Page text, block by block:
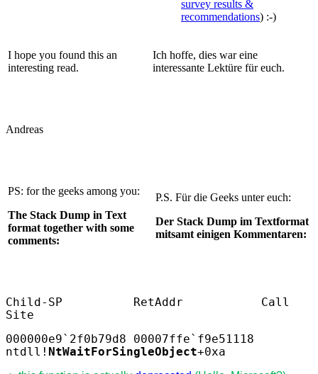
survey results &
recommendations) :-)
I hope you found this an
interesting read.
Ich hoffe, dies war eine
interessante Lektüre für euch.
Andreas
PS: for the geeks among you:
The Stack Dump in Text
format together with some
comments:
P.S. Für die Geeks unter euch:
Der Stack Dump im Textformat
mitsamt einigen Kommentaren:
Child-SP RetAddr
Call
Site
000000e9`2f0b79d8 00007ffe`f9e51118
ntdll! NtWaitForSingleObject+0xa